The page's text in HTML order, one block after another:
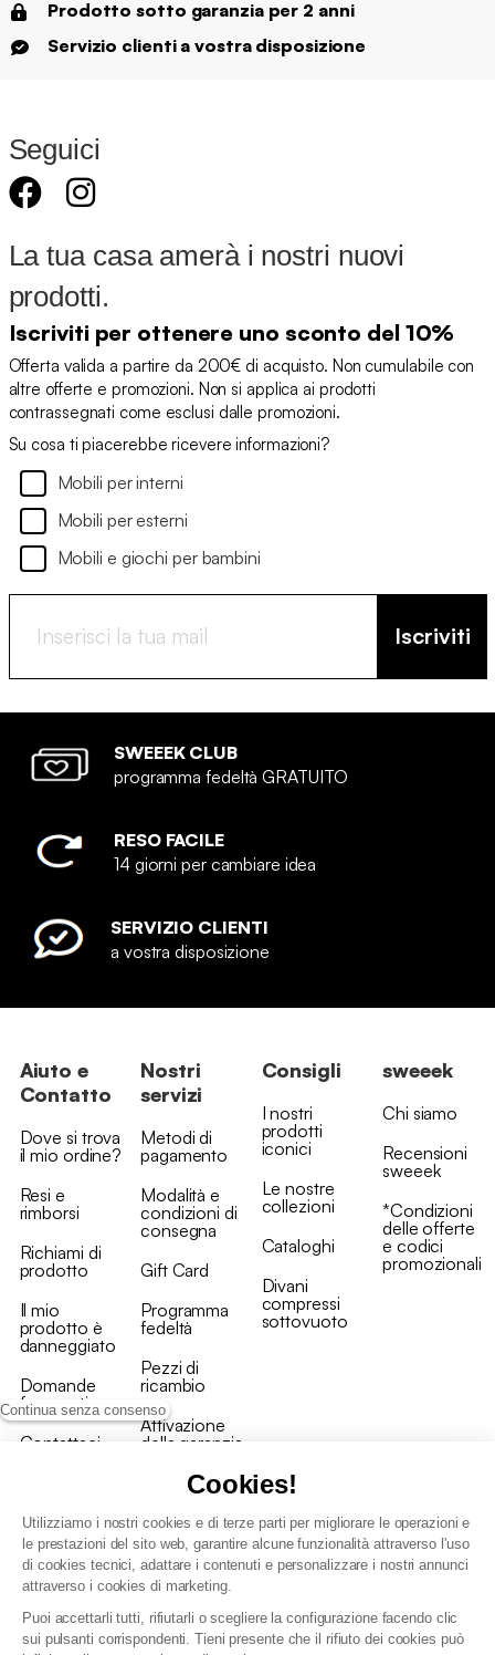
Continua senza consenso
Cookies!
Utilizziamo i nostri cookies e di terze parti per migliorare le operazioni e
le prestazioni del sito web, garantire alcune funzionalità attraverso l'uso
di cookies tecnici, adattare i contenuti e personalizzare i nostri annunci
attraverso i cookies di marketing.
Puoi accettarli tutti, rifiutarli o scegliere la configurazione facendo clic
sui pulsanti corrispondenti. Tieni presente che il rifiuto dei cookies può
Prodotto sotto garanzia per 2 anni
Servizio clienti a vostra disposizione
Seguici
La tua casa amerà i nostri nuovi
prodotti.
Iscriviti per ottenere uno sconto del 10%
Offerta valida a partire da 200€ di acquisto. Non cumulabile con
altre offerte e promozioni. Non si applica ai prodotti
contrassegnati come esclusi dalle promozioni.
Su cosa ti piacerebbe ricevere informazioni?
Mobili per interni
Mobili per esterni
Mobili e giochi per bambini
Iscriviti
SWEEEK CLUB
programma fedeltà GRATUITO
RESO FACILE
14 giorni per cambiare idea
SERVIZIO CLIENTI
a vostra disposizione
Aiuto e
Contatto
Dove si trova
il mio ordine?
Resi e
rimborsi
Richiami di
prodotto
Il mio
prodotto è
danneggiato
Domande
frequenti
Contattaci
Nostri
servizi
Metodi di
pagamento
Modalità e
condizioni di
consegna
Gift Card
Programma
fedeltà
Pezzi di
ricambio
Attivazione
della garanzia
Consigli
I nostri
prodotti
iconici
Le nostre
collezioni
Cataloghi
Divani
compressi
sottovuoto
sweeek
Chi siamo
Recensioni
sweeek
*Condizioni
delle offerte
e codici
promozionali
Condizioni generali vendita
Politica di gestione dei dati personali e dei cookie
Condizioni generali di vendita per clienti professionali